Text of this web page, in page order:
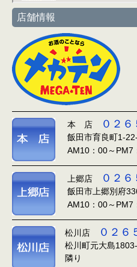
店舗情報
本 店 ０２
飯田市育良町1-
AM10：00～PM7
上郷店 ０２
飯田市上郷別府
AM10：00～PM7
松川店 ０２６
松川町元大島
隣り